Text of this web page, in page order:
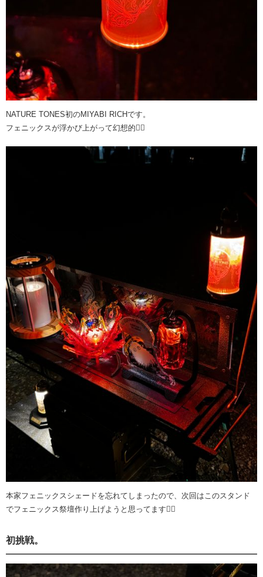
NATURE TONES初のMIYABI RICHです。
フェニックスが浮かび上がって幻想的🐦‍🔥
本家フェニックスシェードを忘れてしまったので、次回はこのスタンド
でフェニックス祭壇作り上げようと思ってます🐦‍🔥
初挑戦。